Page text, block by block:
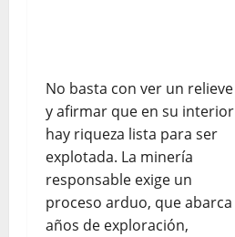
No basta con ver un relieve
y afirmar que en su interior
hay riqueza lista para ser
explotada. La minería
responsable exige un
proceso arduo, que abarca
años de exploración,